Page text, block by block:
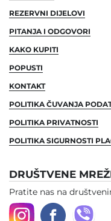
REZERVNI DIJELOVI
PITANJA I ODGOVORI
KAKO KUPITI
POPUSTI
KONTAKT
POLITIKA ČUVANJA
POLITIKA PRIVATNOSTI
POLITIKA SIGURNOSTI
DRUŠTVENE
Pratite nas na